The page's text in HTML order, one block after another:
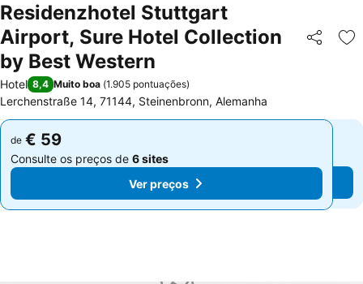
Residenzhotel Stuttgart
Airport, Sure Hotel Collection
by Best Western
Partilhar
Hotel 8,4 Muito boa (1.905 pontuações)
Lerchenstraße 14, 71144, Steinenbronn, Alemanha
de € 59
Consulte os preços de 6 sites
Ver preços
de € 59
Consulte os preços de 6 sites
Ver preços